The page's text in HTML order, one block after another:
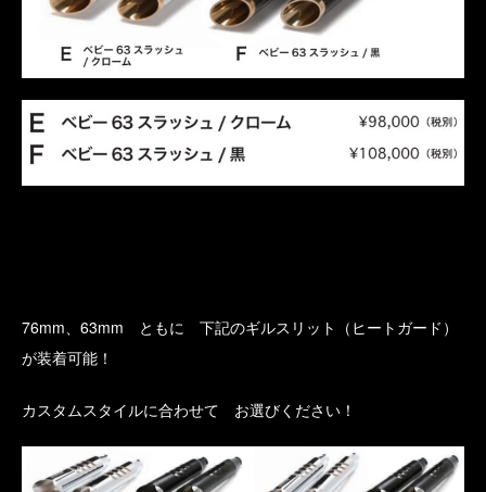
76mm、63mm ともに 下記のギルスリット（ヒートガード）
が装着可能！
カスタムスタイルに合わせて お選びください！